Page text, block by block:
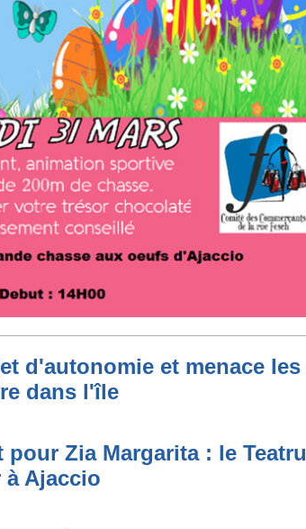
d'autonomie et menace les
dans l'île
pour Zia Margarita : le Teatru
Ajaccio